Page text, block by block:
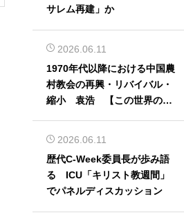
サレム再建」か
2026.06.11
1970年代以降における中国農
村教会の再興・リバイバル・
縮小 袁浩 【この世界の片
2026.06.11
歴代C-Week委員長が歩み語
る ICU「キリスト教週間」
でパネルディスカッション